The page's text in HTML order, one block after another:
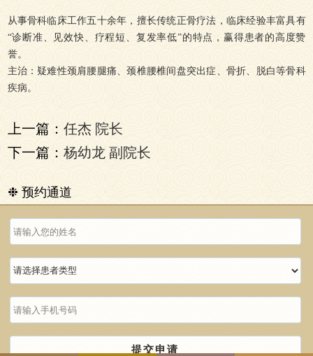
从事骨科临床工作五十余年，擅长传统正骨疗法，临床经验丰富具有
“诊断准、见效快、疗程短、复发率低”的特点，赢得患者的高度赞
誉。
主治：疑难性颈肩腰腿痛、颈椎腰椎间盘突出症、骨折、脱白等骨科
疾病。
上一篇： 任杰 院长
下一篇： 杨幼龙 副院长
❉ 预约通道
提交申请